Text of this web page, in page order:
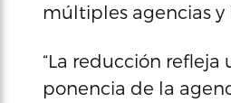
múltiples agencias
“La reducción
ponencia de la